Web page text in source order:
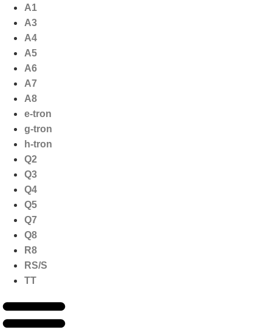
naar
inhoud
A1
A3
A4
A5
A6
A7
A8
e-tron
g-tron
h-tron
Q2
Q3
Q4
Q5
Q7
Q8
R8
RS/S
TT